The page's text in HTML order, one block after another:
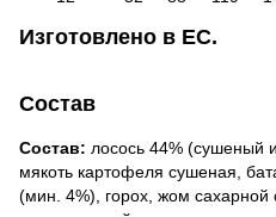
Изготовлено в ЕС.
Состав
Состав: лосось 44% (сушеный
мякоть картофеля сушеная,
(мин. 4%), горох, жом сахарной